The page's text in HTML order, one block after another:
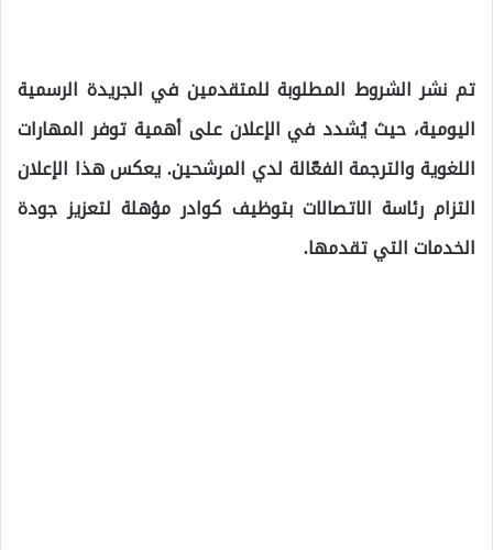
تم نشر الشروط المطلوبة للمتقدمين في الجريدة الرسمية
اليومية، حيث يُشدد في الإعلان على أهمية توفر المهارات
اللغوية والترجمة الفعّالة لدي المرشحين. يعكس هذا الإعلان
التزام رئاسة الاتصالات بتوظيف كوادر مؤهلة لتعزيز جودة
الخدمات التي تقدمها.